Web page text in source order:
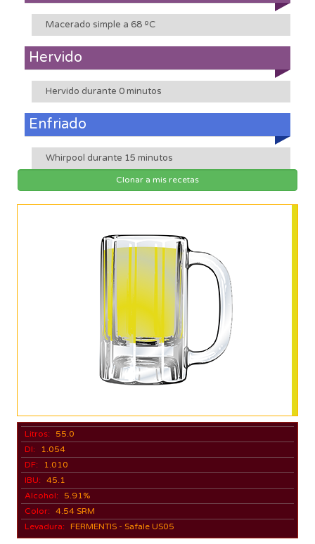
Macerado simple a 68 ºC
Hervido
Hervido durante 0 minutos
Enfriado
Whirpool durante 15 minutos
Clonar a mis recetas
Litros:
55.0
DI:
1.054
DF:
1.010
IBU: 45.1
Alcohol:
5.91%
Color: 4.54 SRM
Levadura: FERMENTIS - Safale US05